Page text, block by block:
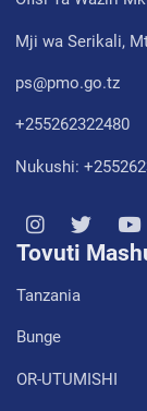
Mji wa Serikali,
ps@pmo.go.tz
+255262322480
Nukushi:
Tovuti
Tanzania
Bunge
OR-UTUMISHI